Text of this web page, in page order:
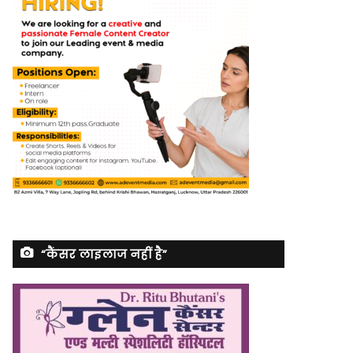
“कैंसर लाइलाज नहीं है”